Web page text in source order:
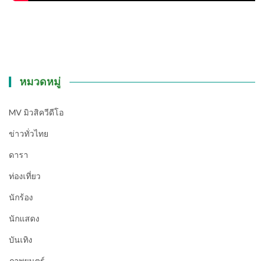
หมวดหมู่
MV มิวสิควีดีโอ
ข่าวทั่วไทย
ดารา
ท่องเที่ยว
นักร้อง
นักแสดง
บันเทิง